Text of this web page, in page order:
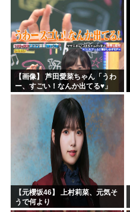
【画像】 芦田愛菜ちゃん「うわ
ー、すごい！なんか出てる♥」
【元櫻坂46】 上村莉菜、元気そ
うで何より